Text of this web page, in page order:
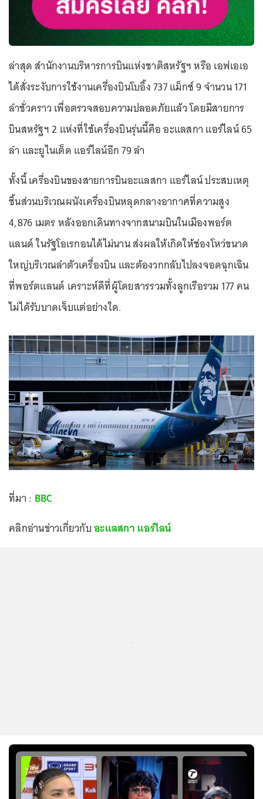
ล่าสุด สำนักงานบริหารการบินแห่งชาติสหรัฐฯ หรือ เอฟเอเอ
ได้สั่งระงับการใช้งานเครื่องบินโบอิ้ง 737 แม็กซ์ 9 จำนวน 171
ลำชั่วคราว เพื่อตรวจสอบความปลอดภัยแล้ว โดยมีสายการ
บินสหรัฐฯ 2 แห่งที่ใช้เครื่องบินรุ่นนี้คือ อะแลสกา แอร์ไลน์ 65
ลำ และยูไนเต็ด แอร์ไลน์อีก 79 ลำ
ทั้งนี้ เครื่องบินของสายการบินอะแลสกา แอร์ไลน์ ประสบเหตุ
ชิ้นส่วนบริเวณผนังเครื่องบินหลุดกลางอากาศที่ความสูง
4,876 เมตร หลังออกเดินทางจากสนามบินในเมืองพอร์ต
แลนด์ ในรัฐโอเรกอนได้ไม่นาน ส่งผลให้เกิดให้ช่องโหว่ขนาด
ใหญ่บริเวณลำตัวเครื่องบิน และต้องวกกลับไปลงจอดฉุกเฉิน
ที่พอร์ตแลนด์ เคราะห์ดีที่ผู้โดยสารรวมทั้งลูกเรือรวม 177 คน
ไม่ได้รับบาดเจ็บแต่อย่างใด.
ที่มา : BBC
คลิกอ่านข่าวเกี่ยวกับอะแลสกา แอร์ไลน์